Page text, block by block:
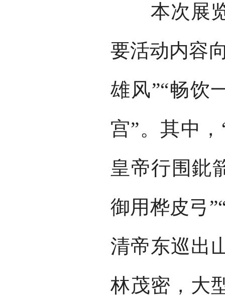
本次展览
要活动内容
雄风”“畅饮
宫”。其中
皇帝行围鈚
御用桦皮弓
清帝东巡出
林茂密，大